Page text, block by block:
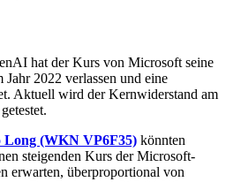
hat der Kurs von Microsoft seine
2022 verlassen und eine
Aktuell wird der Kernwiderstand am
Long (WKN VP6F35) könnten
steigenden Kurs der Microsoft-
erwarten, überproportional von